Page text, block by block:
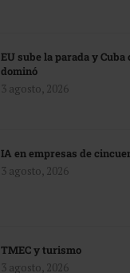
EU sube la parada y
dominó
3 agosto, 2026
IA en empresas de
3 agosto, 2026
TMEC y turismo
3 agosto, 2026